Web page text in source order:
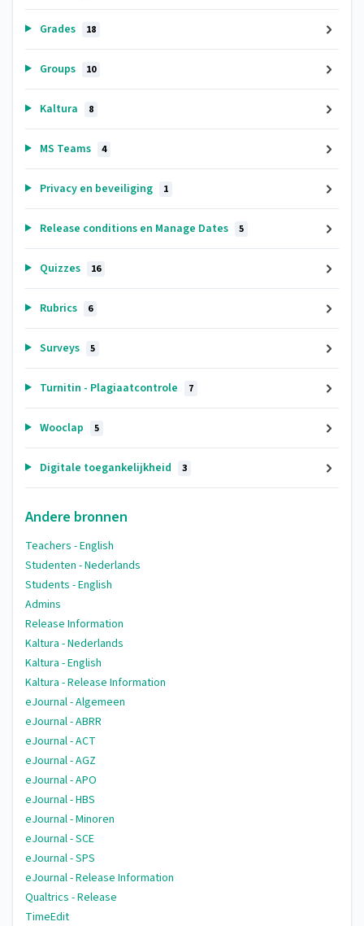
Grades 18
Groups 10
Kaltura 8
MS Teams 4
Privacy en beveiliging 1
Release conditions en Manage Dates 5
Quizzes 16
Rubrics 6
Surveys 5
Turnitin - Plagiaatcontrole 7
Wooclap 5
Digitale toegankelijkheid 3
Andere bronnen
Teachers - English
Studenten - Nederlands
Students - English
Admins
Release Information
Kaltura - Nederlands
Kaltura - English
Kaltura - Release Information
eJournal - Algemeen
eJournal - ABRR
eJournal - ACT
eJournal - AGZ
eJournal - APO
eJournal - HBS
eJournal - Minoren
eJournal - SCE
eJournal - SPS
eJournal - Release Information
Qualtrics - Release
TimeEdit